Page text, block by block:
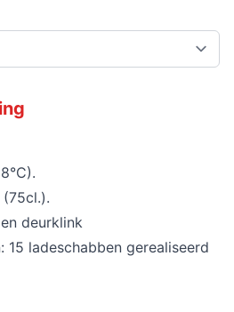
deurklink
15 ladeschabben gerealiseerd